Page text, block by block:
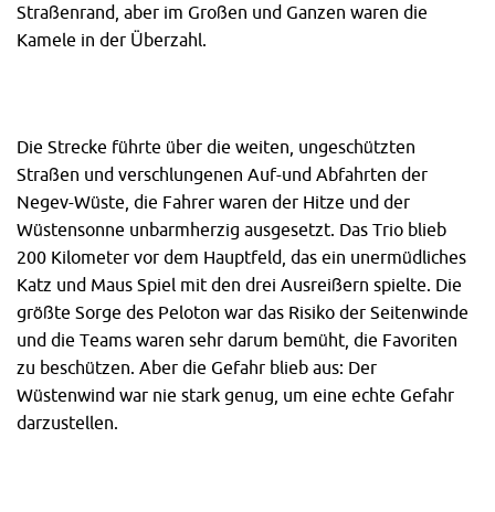
Straßenrand, aber im Großen und Ganzen waren die
Kamele in der Überzahl.
Die Strecke führte über die weiten, ungeschützten
Straßen und verschlungenen Auf-und Abfahrten der
Negev-Wüste, die Fahrer waren der Hitze und der
Wüstensonne unbarmherzig ausgesetzt. Das Trio blieb
200 Kilometer vor dem Hauptfeld, das ein unermüdliches
Katz und Maus Spiel mit den drei Ausreißern spielte. Die
größte Sorge des Peloton war das Risiko der Seitenwinde
und die Teams waren sehr darum bemüht, die Favoriten
zu beschützen. Aber die Gefahr blieb aus: Der
Wüstenwind war nie stark genug, um eine echte Gefahr
darzustellen.